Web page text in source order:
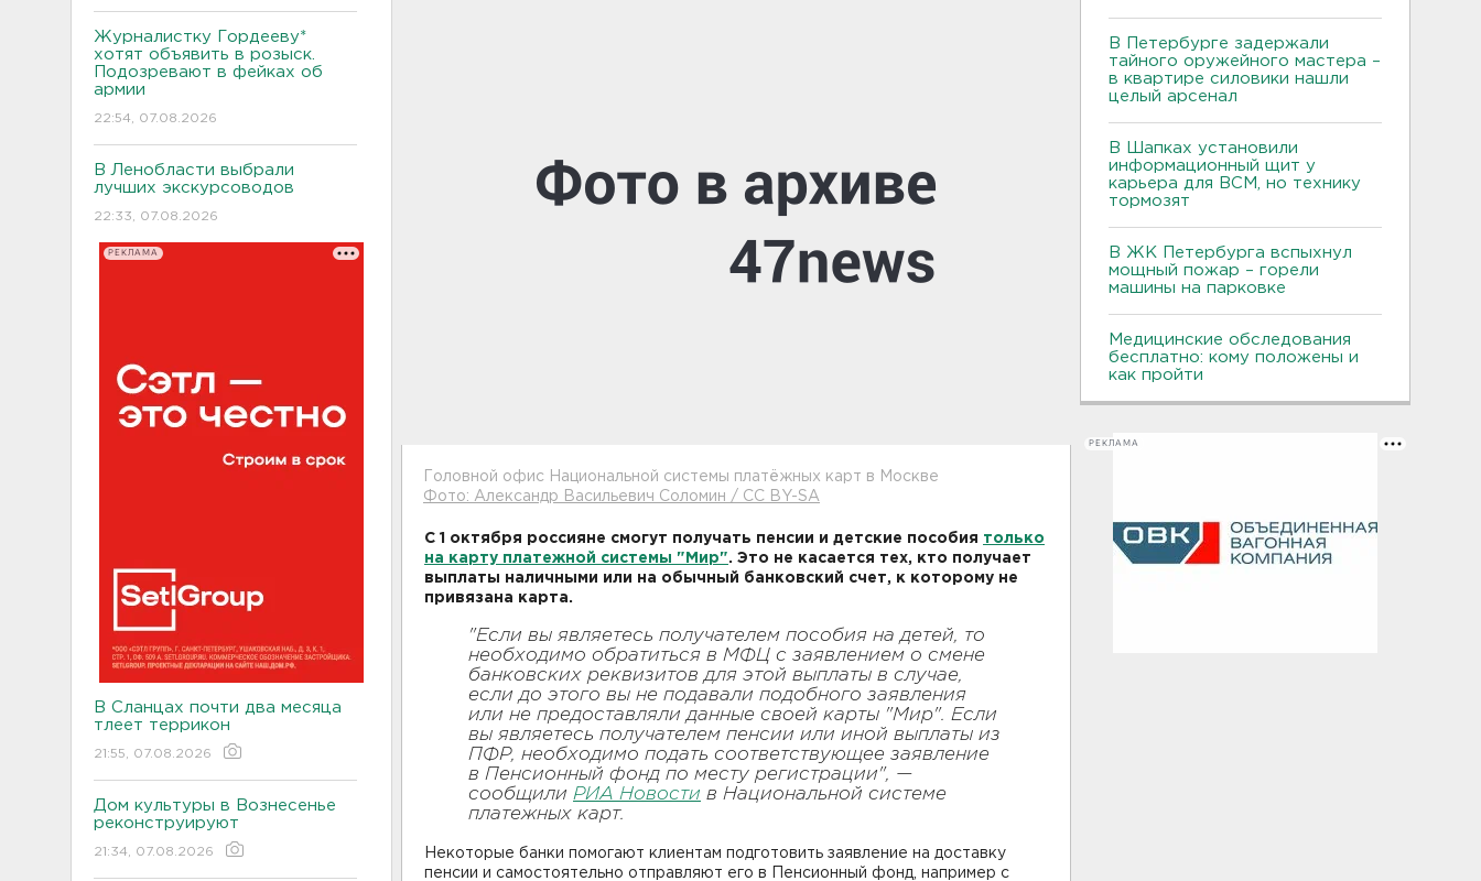
Журналистку Гордееву*
хотят объявить в розыск.
Подозревают в фейках об
армии
22:54, 07.08.2026
В Ленобласти выбрали
лучших экскурсоводов
22:33, 07.08.2026
РЕКЛАМА
В Сланцах почти два месяца
тлеет террикон
21:55, 07.08.2026
Дом культуры в Вознесенье
реконструируют
21:34, 07.08.2026
Головной офис Национальной системы платёжных карт в Москве
Фото: Александр Васильевич Соломин / CC BY-SA
С 1 октября россияне смогут получать пенсии и детские пособия только
на карту платежной системы "Мир". Это не касается тех, кто получает
выплаты наличными или на обычный банковский счет, к которому не
привязана карта.
"Если вы являетесь получателем пособия на детей, то
необходимо обратиться в МФЦ с заявлением о смене
банковских реквизитов для этой выплаты в случае,
если до этого вы не подавали подобного заявления
или не предоставляли данные своей карты "Мир". Если
вы являетесь получателем пенсии или иной выплаты из
ПФР, необходимо подать соответствующее заявление
в Пенсионный фонд по месту регистрации", —
сообщили РИА Новости в Национальной системе
платежных карт.
Некоторые банки помогают клиентам подготовить заявление на доставку
пенсии и самостоятельно отправляют его в Пенсионный фонд, например с
В Петербурге задержали
тайного оружейного мастера –
в квартире силовики нашли
целый арсенал
В Шапках установили
информационный щит у
карьера для ВСМ, но технику
тормозят
В ЖК Петербурга вспыхнул
мощный пожар – горели
машины на парковке
Медицинские обследования
бесплатно: кому положены и
как пройти
РЕКЛАМА